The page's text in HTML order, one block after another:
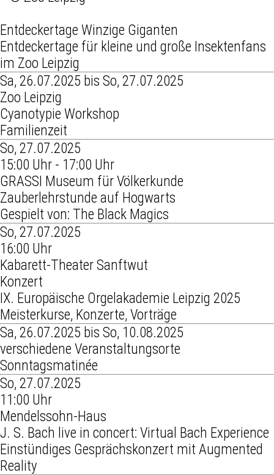
Entdeckertage Winzige Giganten
Entdeckertage für kleine und große Insektenfans
im Zoo Leipzig
Sa, 26.07.2025 bis So, 27.07.2025
Zoo Leipzig
Cyanotypie Workshop
Familienzeit
So, 27.07.2025
15:00 Uhr - 17:00 Uhr
GRASSI Museum für Völkerkunde
Zauberlehrstunde auf Hogwarts
Gespielt von: The Black Magics
So, 27.07.2025
16:00 Uhr
Kabarett-Theater Sanftwut
Konzert
IX. Europäische Orgelakademie Leipzig 2025
Meisterkurse, Konzerte, Vorträge
Sa, 26.07.2025 bis So, 10.08.2025
verschiedene Veranstaltungsorte
Sonntagsmatinée
So, 27.07.2025
11:00 Uhr
Mendelssohn-Haus
J. S. Bach live in concert: Virtual Bach Experience
Einstündiges Gesprächskonzert mit Augmented
Reality